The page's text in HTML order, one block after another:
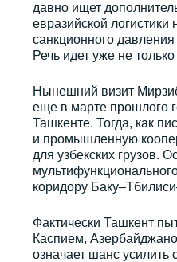
давно ищет
евразийской
санкционного
Речь идет уже не
Нынешний визит
еще в марте прошлого
Ташкенте. Тогда, как
и промышленную
для узбекских грузов.
коридору
Фактически Ташкент
Каспием,
означает шанс усилить